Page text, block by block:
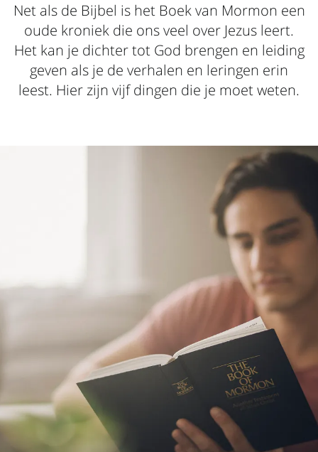
Net als de Bijbel is het Boek van Mormon een
oude kroniek die ons veel over Jezus leert.
Het kan je dichter tot God brengen en leiding
geven als je de verhalen en leringen erin
leest. Hier zijn vijf dingen die je moet weten.